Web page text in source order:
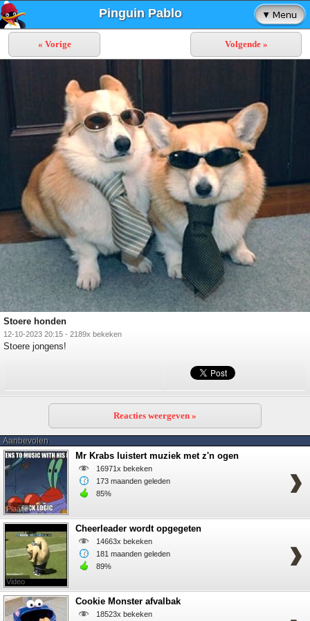
Pinguin Pablo
« Vorige Volgende »
Stoere honden
12-10-2023 20:15 - 2189x bekeken
Stoere jongens!
Reacties weergeven »
Aanbevolen
Plaatje
Mr Krabs luistert muziek met z'n ogen
16971x bekeken
173 maanden geleden
85%
Video
Cheerleader wordt opgegeten
14663x bekeken
181 maanden geleden
89%
Cookie Monster afvalbak
18523x bekeken